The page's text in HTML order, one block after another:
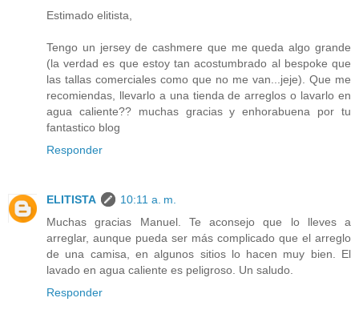
Estimado elitista,
Tengo un jersey de cashmere que me queda algo grande
(la verdad es que estoy tan acostumbrado al bespoke que
las tallas comerciales como que no me van...jeje). Que me
recomiendas, llevarlo a una tienda de arreglos o lavarlo en
agua caliente?? muchas gracias y enhorabuena por tu
fantastico blog
Responder
ELITISTA
10:11 a. m.
Muchas gracias Manuel. Te aconsejo que lo lleves a
arreglar, aunque pueda ser más complicado que el arreglo
de una camisa, en algunos sitios lo hacen muy bien. El
lavado en agua caliente es peligroso. Un saludo.
Responder